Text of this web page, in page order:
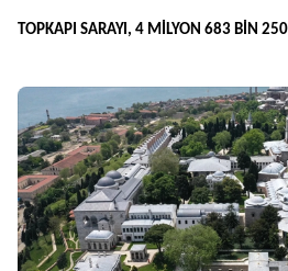
TOPKAPI SARAYI, 4 MİLYON 683 BİN